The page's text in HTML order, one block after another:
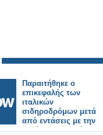
Παραιτήθηκε ο
επικεφαλής των
ιταλικών
σιδηροδρόμων μετά
από εντάσεις με την
κυβέρνηση Μελόνι.